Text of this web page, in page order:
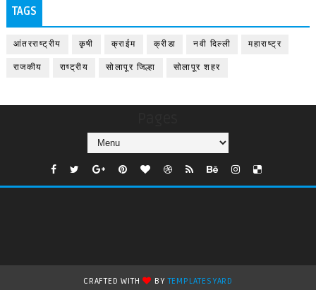
TAGS
आंतरराष्ट्रीय कृषी क्राईम क्रीडा नवी दिल्ली महाराष्ट्र
राजकीय राष्ट्रीय सोलापूर जिल्हा सोलापूर शहर
CRAFTED WITH BYTEMPLATESYARD